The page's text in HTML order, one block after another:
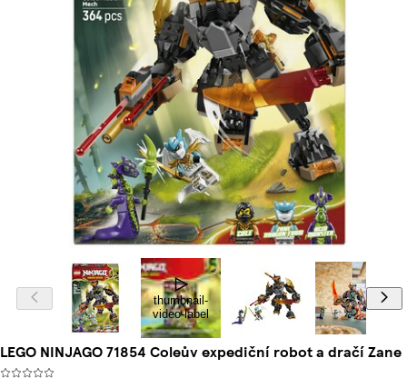
thumbnail-
video-label
LEGO NINJAGO 71854 Coleův expediční robot a dračí Zane